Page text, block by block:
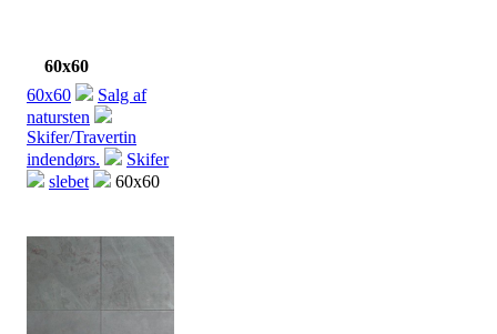
60x60
60x60
Salg af
natursten
Skifer/Travertin
indendørs.
Skifer
slebet
60x60